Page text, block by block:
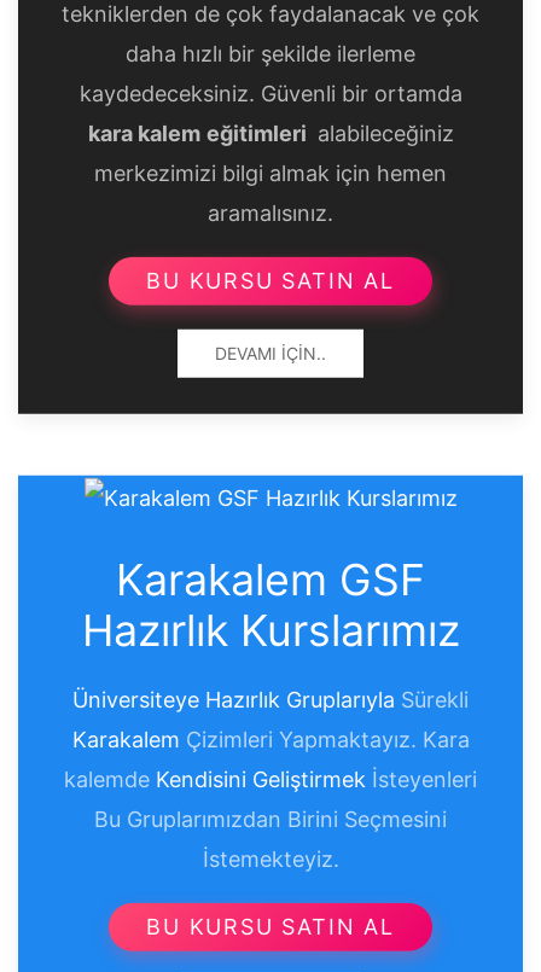
tekniklerden de çok faydalanacak ve çok
daha hızlı bir şekilde ilerleme
kaydedeceksiniz. Güvenli bir ortamda
kara kalem eğitimleri alabileceğiniz
merkezimizi bilgi almak için hemen
aramalısınız.
BU KURSU SATIN AL
DEVAMI İÇIN..
Karakalem GSF
Hazırlık Kurslarımız
Üniversiteye Hazırlık Gruplarıyla Sürekli
Karakalem Çizimleri Yapmaktayız. Kara
kalemde Kendisini Geliştirmek İsteyenleri
Bu Gruplarımızdan Birini Seçmesini
İstemekteyiz.
BU KURSU SATIN AL